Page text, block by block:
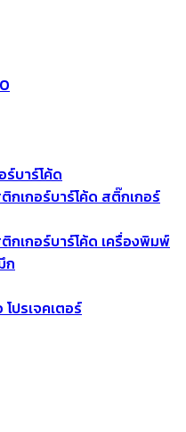
บาร์โค้ด
กเกอร์บาร์โค้ด สติ๊กเกอร์
กเกอร์บาร์โค้ด เครื่องพิมพ์
ก
ปรเจคเตอร์